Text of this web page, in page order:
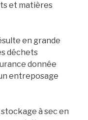
et matières
en grande
déchets
donnée
entreposage
à sec en